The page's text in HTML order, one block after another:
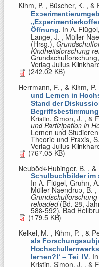
Kihm, P. , Büscher, K. , &
Öffnung. In A.
Lange, J. , Müller-
(Hrsg.),
Kindheitsforschung
Verlag Julius
(242.02 KB)
Herrmann, F. , & Kihm, P.
und Lernen in
Stand der
Begriffsbestimmung
Kristin, Simon, J. , &
und Partizipation in
Lernen und
Theorie und Praxis,
Verlag Julius
(767.05 KB)
Neuböck-Hubinger, B. , &
Schulbuchbilder im
In A. Flügel, Gruhn,
Müller-Naendrup, B.
reloaded(Bd. 28,
588-592). Bad
(179.5 KB)
Kelkel, M. , Kihm, P. , &
als
lernen?!‘ – Teil IV. In
Kristin, Simon, J. , &